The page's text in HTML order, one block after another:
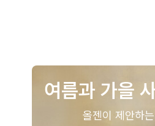
여름과 가을
올젠이 제안하